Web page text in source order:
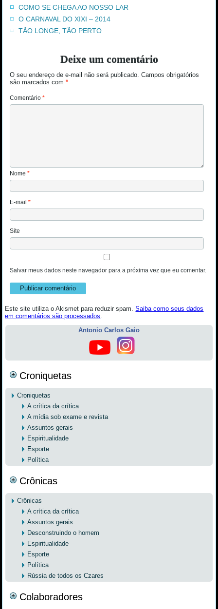
COMO SE CHEGA AO NOSSO LAR
O CARNAVAL DO XIXI – 2014
TÃO LONGE, TÃO PERTO
Deixe um comentário
O seu endereço de e-mail não será publicado. Campos obrigatórios
são marcados com*
Comentário*
Nome*
E-mail*
Site
Salvar meus dados neste navegador para a próxima vez que eu comentar.
Este site utiliza o Akismet para reduzir spam.Saiba como seus dados
em comentários são processados
Antonio Carlos Gaio
Croniquetas
Croniquetas
A crítica da crítica
A mídia sob exame e revista
Assuntos gerais
Espiritualidade
Esporte
Política
Crônicas
Crônicas
A crítica da crítica
Assuntos gerais
Desconstruindo o homem
Espiritualidade
Esporte
Política
Rússia de todos os Czares
Colaboradores